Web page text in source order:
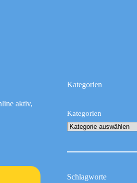
aktiv,
Kategorien
Kategorien
Schlagworte